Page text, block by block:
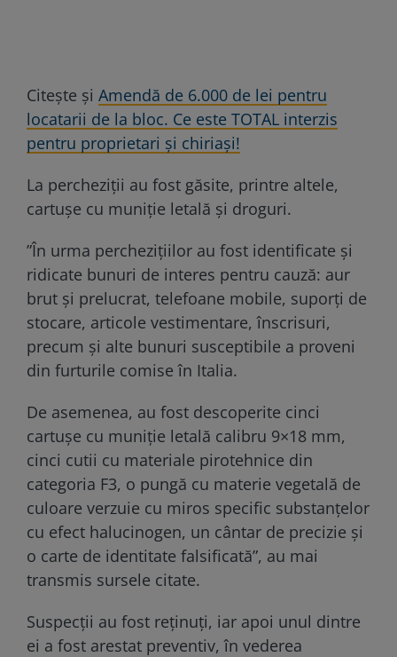
Citește și Amendă de 6.000 de lei pentru
locatarii de la bloc. Ce este TOTAL interzis
pentru proprietari și chiriași!
La percheziții au fost găsite, printre altele,
cartușe cu muniție letală și droguri.
”În urma perchezițiilor au fost identificate și
ridicate bunuri de interes pentru cauză: aur
brut și prelucrat, telefoane mobile, suporți de
stocare, articole vestimentare, înscrisuri,
precum și alte bunuri susceptibile a proveni
din furturile comise în Italia.
De asemenea, au fost descoperite cinci
cartușe cu muniție letală calibru 9×18 mm,
cinci cutii cu materiale pirotehnice din
categoria F3, o pungă cu materie vegetală de
culoare verzuie cu miros specific substanțelor
cu efect halucinogen, un cântar de precizie și
o carte de identitate falsificată”, au mai
transmis sursele citate.
Suspecții au fost reținuți, iar apoi unul dintre
ei a fost arestat preventiv, în vederea